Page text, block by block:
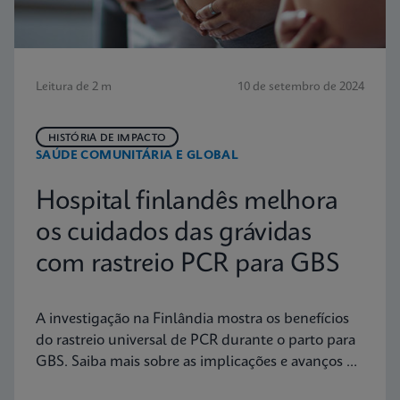
Leitura de 2 m 10 de setembro de 2024
SAÚDE COMUNITÁRIA E GLOBAL
HISTÓRIA DE IMPACTO
Hospital finlandês melhora
os cuidados das grávidas
com rastreio PCR para GBS
A investigação na Finlândia mostra os benefícios
do rastreio universal de PCR durante o parto para
GBS. Saiba mais sobre as implicações e avanços na